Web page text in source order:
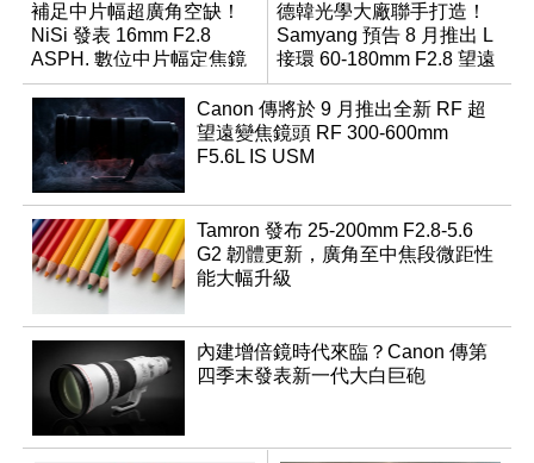
補足中片幅超廣角空缺！
NiSi 發表 16mm F2.8
ASPH. 數位中片幅定焦鏡
德韓光學大廠聯手打造！
Samyang 預告 8 月推出 L
接環 60-180mm F2.8 望遠
變焦鏡
Canon 傳將於 9 月推出全新 RF 超
望遠變焦鏡頭 RF 300-600mm
F5.6L IS USM
Tamron 發布 25-200mm F2.8-5.6
G2 韌體更新，廣角至中焦段微距性
能大幅升級
內建增倍鏡時代來臨？Canon 傳第
四季末發表新一代大白巨砲